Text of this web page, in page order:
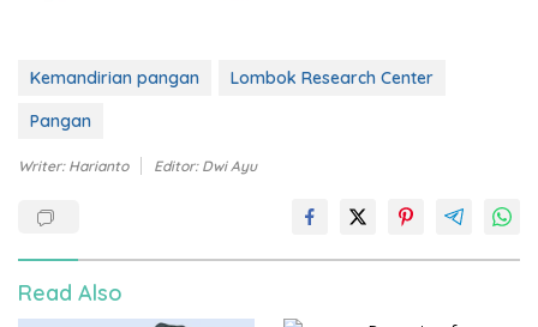
Kemandirian pangan
Lombok Research Center
Pangan
Writer: Harianto Editor: Dwi Ayu
Read Also